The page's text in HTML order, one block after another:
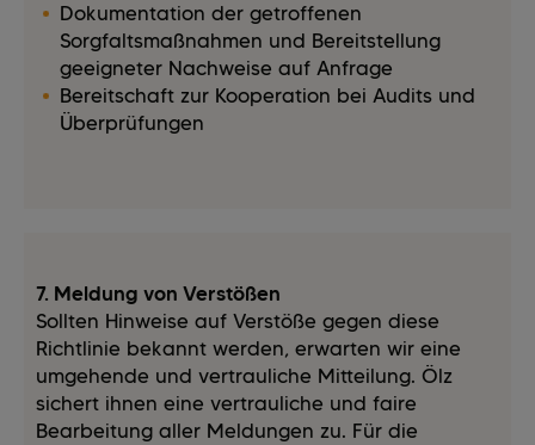
Dokumentation der getroffenen
Sorgfaltsmaßnahmen und Bereitstellung
geeigneter Nachweise auf Anfrage
Bereitschaft zur Kooperation bei Audits und
Überprüfungen
7. Meldung von Verstößen
Sollten Hinweise auf Verstöße gegen diese
Richtlinie bekannt werden, erwarten wir eine
umgehende und vertrauliche Mitteilung. Ölz
sichert ihnen eine vertrauliche und faire
Bearbeitung aller Meldungen zu. Für die